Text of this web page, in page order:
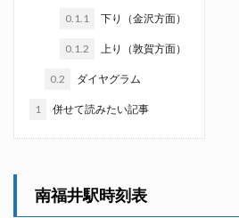
0.1.1 下り（金沢方面）
0.1.2 上り（敦賀方面）
0.2 ダイヤグラム
1 併せて読みたい記事
南福井駅時刻表